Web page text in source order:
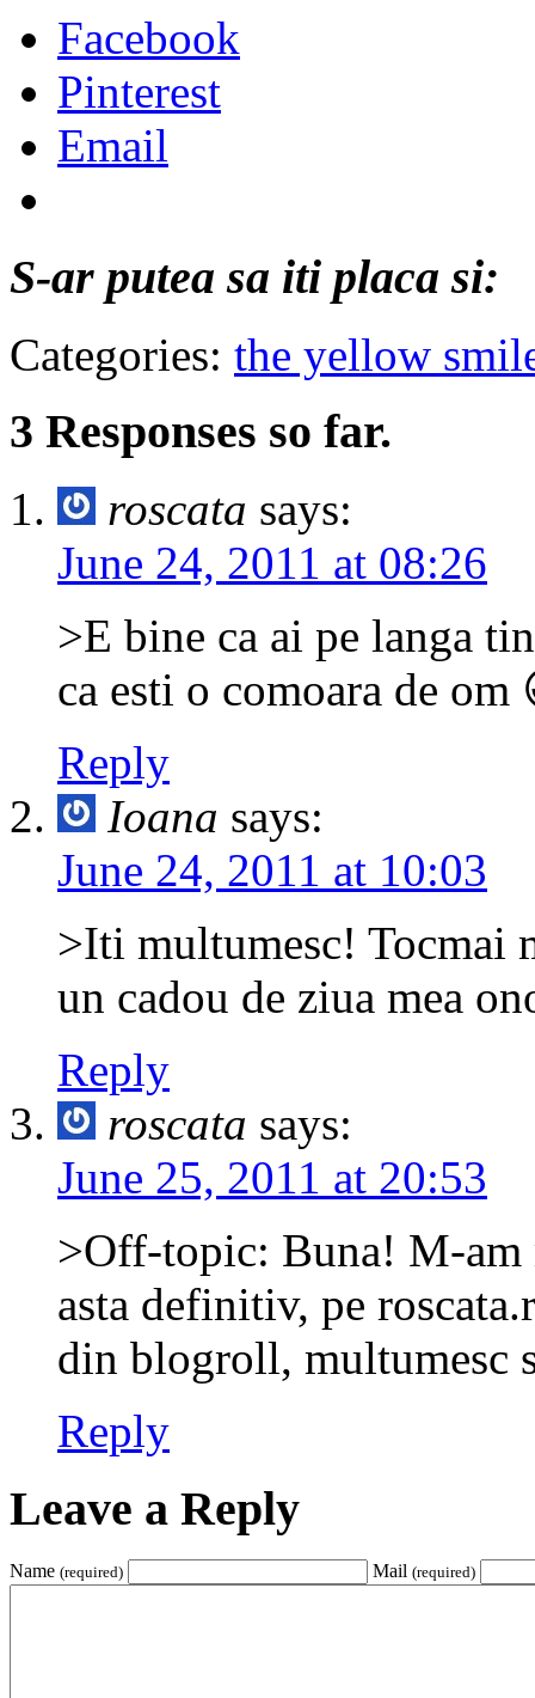
Facebook
Pinterest
Email
S-ar putea sa iti placa si:
Categories: the yellow
3 Responses so far.
roscata says:
June 24, 2011 at 08:26
>E bine ca ai pe langa
ca esti o comoara de om
Reply
Ioana says:
June 24, 2011 at 10:03
>Iti multumesc! Tocmai
un cadou de ziua mea
Reply
roscata says:
June 25, 2011 at 20:53
>Off-topic: Buna! M-am
asta definitiv, pe
din blogroll, multumesc
Reply
Leave a Reply
Name (required) Mail (required)